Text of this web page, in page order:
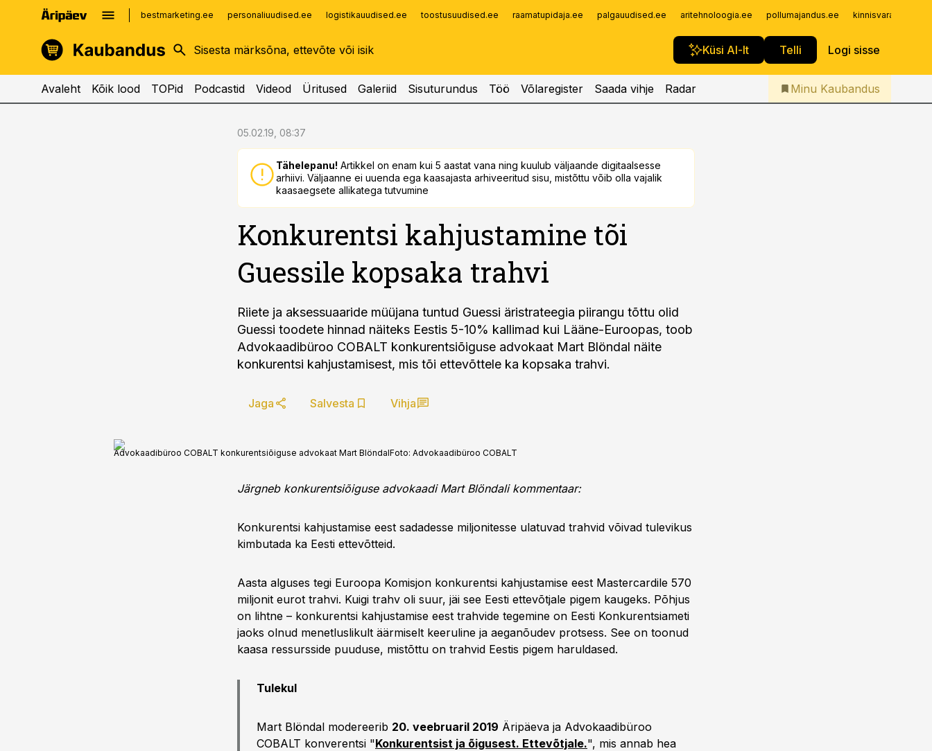
bestmarketing.ee personaliuudised.ee logistikauudised.ee toostusuudised.ee raamatupidaja.ee palgauudised.ee aritehnoloogia.ee pollumajandus.ee
Küsi AI-lt Telli Logi sisse
kinnisvarauudised.ee
logistikauudised.ee
imelineajalugu.ee
Infopank
Iseteenindus
Telli Kaubandus
Avaleht Kõik lood TOPid Podcastid Videod Üritused Galeriid Sisuturundus Töö Võlaregister Saada vihje Radar Minu Kaubandus
05.02.19, 08:37
Tähelepanu! Artikkel on enam kui 5 aastat vana ning kuulub väljaande digitaalsesse
arhiivi. Väljaanne ei uuenda ega kaasajasta arhiveeritud sisu, mistõttu võib olla vajalik
kaasaegsete allikatega tutvumine
Konkurentsi kahjustamine tõi
Guessile kopsaka trahvi
Riiete ja aksessuaaride müüjana tuntud Guessi äristrateegia piirangu tõttu olid
Guessi toodete hinnad näiteks Eestis 5-10% kallimad kui Lääne-Euroopas, toob
Advokaadibüroo COBALT konkurentsiõiguse advokaat Mart Blöndal näite
konkurentsi kahjustamisest, mis tõi ettevõttele ka kopsaka trahvi.
Jaga Salvesta Vihja
Advokaadibüroo COBALT konkurentsiõiguse advokaat Mart BlöndalFoto: Advokaadibüroo COBALT
Järgneb konkurentsiõiguse advokaadi Mart Blöndali kommentaar:
Konkurentsi kahjustamise eest sadadesse miljonitesse ulatuvad trahvid võivad tulevikus
kimbutada ka Eesti ettevõtteid.
Aasta alguses tegi Euroopa Komisjon konkurentsi kahjustamise eest Mastercardile 570
miljonit eurot trahvi. Kuigi trahv oli suur, jäi see Eesti ettevõtjale pigem kaugeks. Põhjus
on lihtne – konkurentsi kahjustamise eest trahvide tegemine on Eesti Konkurentsiameti
jaoks olnud menetluslikult äärmiselt keeruline ja aeganõudev protsess. See on toonud
kaasa ressursside puuduse, mistõttu on trahvid Eestis pigem haruldased.
Tulekul
Mart Blöndal modereerib 20. veebruaril 2019 Äripäeva ja Advokaadibüroo
COBALT konverentsi "Konkurentsist ja õigusest. Ettevõtjale.", mis annab hea